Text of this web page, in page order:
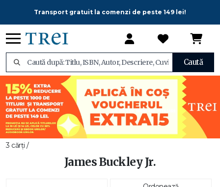
Transport gratuit la comenzi de peste 149 lei!
Caută
3 cărți /
James Buckley Jr.